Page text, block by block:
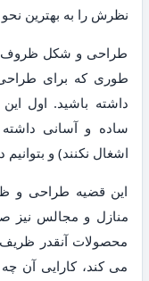
نظرش را به بهترین
طراحی و شکل ظروف
طوری که برای
داشته باشید. اول
ساده و آسانی داشته
اشغال نکنند) و
این قضیه طراحی و
منازل و مجالس نیز
محصولات آنقدر ظریف
می کند، کارایی آن